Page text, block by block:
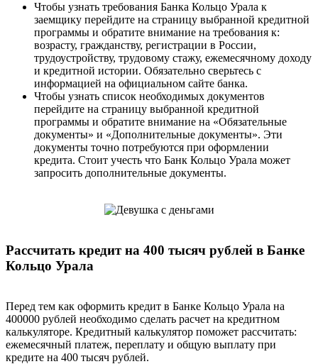
Чтобы узнать требования Банка Кольцо Урала к
заемщику перейдите на страницу выбранной кредитной
программы и обратите внимание на требования к:
возрасту, гражданству, регистрации в России,
трудоустройству, трудовому стажу, ежемесячному доходу
и кредитной истории. Обязательно сверьтесь с
информацией на официальном сайте банка.
Чтобы узнать список необходимых документов
перейдите на страницу выбранной кредитной
программы и обратите внимание на «Обязательные
документы» и «Дополнительные документы». Эти
документы точно потребуются при оформлении
кредита. Стоит учесть что Банк Кольцо Урала может
запросить дополнительные документы.
Рассчитать кредит на 400 тысяч рублей в Банке
Кольцо Урала
Перед тем как оформить кредит в Банке Кольцо Урала на
400000 рублей необходимо сделать расчет на кредитном
калькуляторе. Кредитный калькулятор поможет рассчитать:
ежемесячный платеж, переплату и общую выплату при
кредите на 400 тысяч рублей.